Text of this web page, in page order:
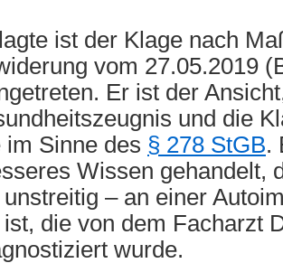
ist der Klage nach
vom 27.05.2019
Er ist der
und die
im Sinne des § 278 StGB.
Wissen gehandelt,
– an einer
die von dem Facharzt
wurde.